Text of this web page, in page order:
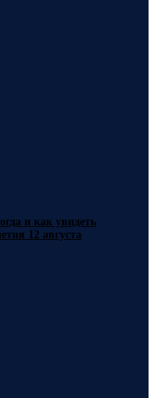
и как увидеть
12 августа